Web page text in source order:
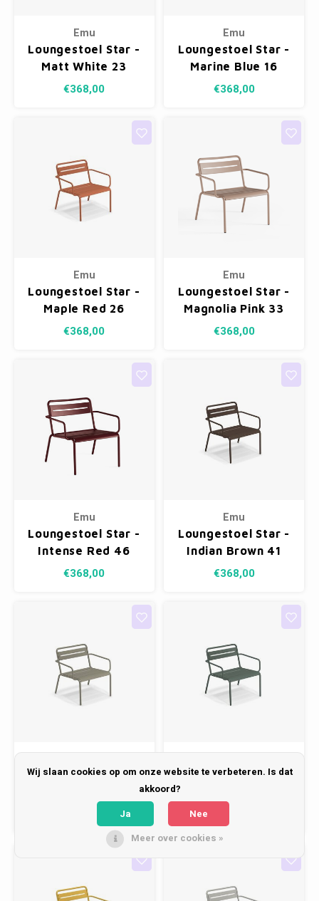
Emu
Loungestoel Star -
Matt White 23
€368,00
Emu
Loungestoel Star -
Marine Blue 16
€368,00
Emu
Loungestoel Star -
Maple Red 26
€368,00
Emu
Loungestoel Star -
Magnolia Pink 33
€368,00
Emu
Loungestoel Star -
Intense Red 46
€368,00
Emu
Loungestoel Star -
Indian Brown 41
€368,00
Loungestoel Star -
Loungestoel Star -
Wij slaan cookies op om onze website te verbeteren. Is dat
akkoord?
Ja
Nee
Meer over cookies »